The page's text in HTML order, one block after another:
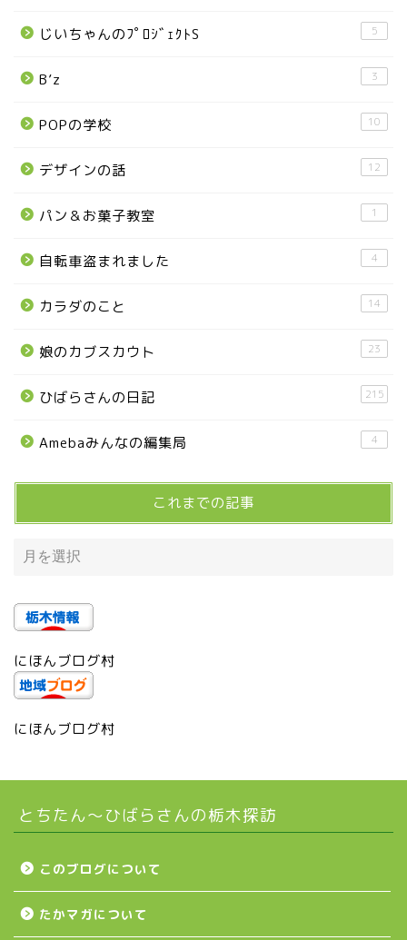
じいちゃんのﾌﾟﾛｼﾞｪｸﾄS 5
B’z 3
POPの学校 10
デザインの話 12
パン＆お菓子教室 1
自転車盗まれました 4
カラダのこと 14
娘のカブスカウト 23
ひばらさんの日記 215
Amebaみんなの編集局 4
これまでの記事
にほんブログ村
にほんブログ村
とちたん〜ひばらさんの栃木探訪
このブログについて
たかマガについて
宇都宮の震災後の様子